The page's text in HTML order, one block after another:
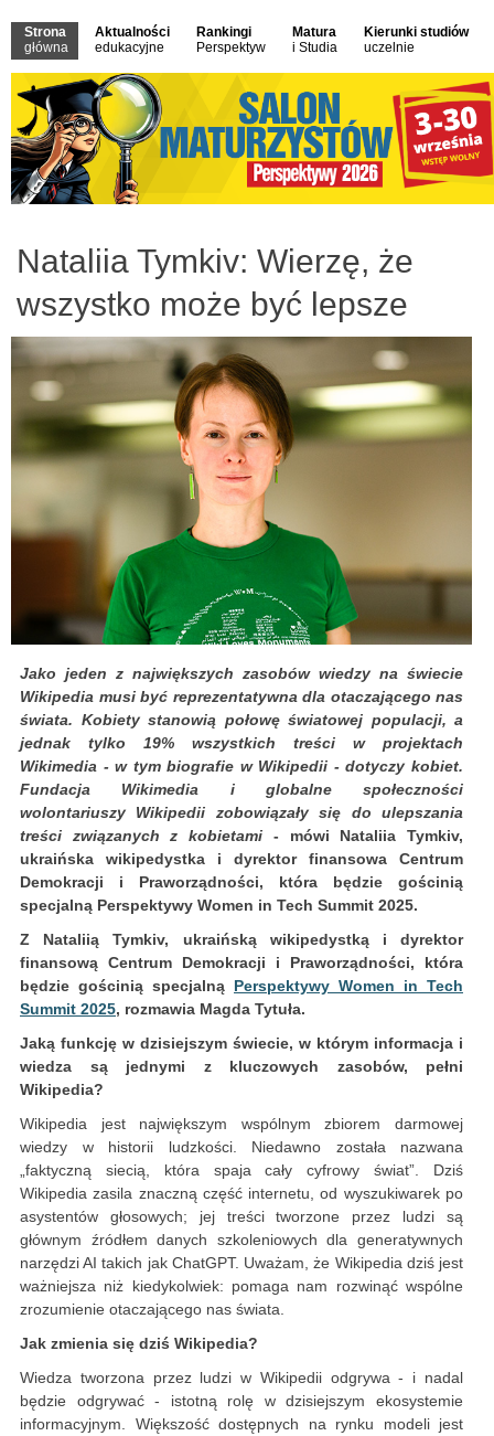
Strona
główna
Aktualności
edukacyjne
Rankingi
Perspektyw
Matura
i Studia
Kierunki studiów
uczelnie
Nataliia Tymkiv: Wierzę, że
wszystko może być lepsze
Jako jeden z największych zasobów wiedzy na świecie
Wikipedia musi być reprezentatywna dla otaczającego nas
świata. Kobiety stanowią połowę światowej populacji, a
jednak tylko 19% wszystkich treści w projektach
Wikimedia - w tym biografie w Wikipedii - dotyczy kobiet.
Fundacja Wikimedia i globalne społeczności
wolontariuszy Wikipedii zobowiązały się do ulepszania
treści związanych z kobietami - mówi Nataliia Tymkiv,
ukraińska wikipedystka i dyrektor finansowa Centrum
Demokracji i Praworządności, która będzie gościnią
specjalną Perspektywy Women in Tech Summit 2025.
Z Nataliią Tymkiv, ukraińską wikipedystką i dyrektor
finansową Centrum Demokracji i Praworządności, która
będzie gościnią specjalną Perspektywy Women in Tech
Summit 2025, rozmawia Magda Tytuła.
Jaką funkcję w dzisiejszym świecie, w którym informacja i
wiedza są jednymi z kluczowych zasobów, pełni
Wikipedia?
Wikipedia jest największym wspólnym zbiorem darmowej
wiedzy w historii ludzkości. Niedawno została nazwana
„faktyczną siecią, która spaja cały cyfrowy świat”. Dziś
Wikipedia zasila znaczną część internetu, od wyszukiwarek po
asystentów głosowych; jej treści tworzone przez ludzi są
głównym źródłem danych szkoleniowych dla generatywnych
narzędzi AI takich jak ChatGPT. Uważam, że Wikipedia dziś jest
ważniejsza niż kiedykolwiek: pomaga nam rozwinąć wspólne
zrozumienie otaczającego nas świata.
Jak zmienia się dziś Wikipedia?
Wiedza tworzona przez ludzi w Wikipedii odgrywa - i nadal
będzie odgrywać - istotną rolę w dzisiejszym ekosystemie
informacyjnym. Większość dostępnych na rynku modeli jest